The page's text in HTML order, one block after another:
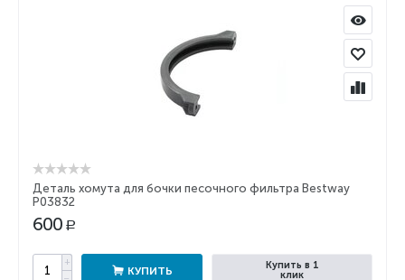
Деталь хомута для бочки песочного фильтра Bestway
P03832
600 Р
+
КУПИТЬ
Купить в 1
клик